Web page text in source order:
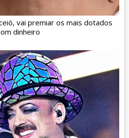
vai premiar os mais dotados
dinheiro